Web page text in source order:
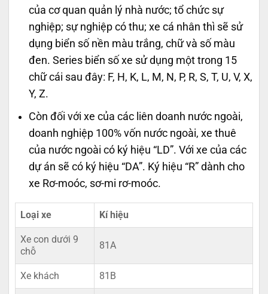
của cơ quan quản lý nhà nước; tổ chức sự
nghiệp; sự nghiệp có thu; xe cá nhân thì sẽ sử
dụng biển số nền màu trắng, chữ và số màu
đen. Series biển số xe sử dụng một trong 15
chữ cái sau đây: F, H, K, L, M, N, P, R, S, T, U, V, X,
Y, Z.
Còn đối với xe của các liên doanh nước ngoài,
doanh nghiệp 100% vốn nước ngoài, xe thuê
của nước ngoài có ký hiệu “LD”. Với xe của các
dự án sẽ có ký hiệu “DA”. Ký hiệu “R” dành cho
xe Rơ-moóc, sơ-mi rơ-moóc.
Loại xe Kí hiệu
Xe con dưới 9
chỗ
81A
Xe khách 81B